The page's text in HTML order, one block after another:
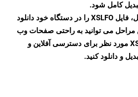
کامل شود.
پس از اتمام تبدیل، فایل XSLFO را در دستگاه خود دانلود
مراحل می توانید به راحتی صفحات وب
را با فرمت XSLFO مورد نظر برای دسترسی آفلاین و
و دانلود کنید.